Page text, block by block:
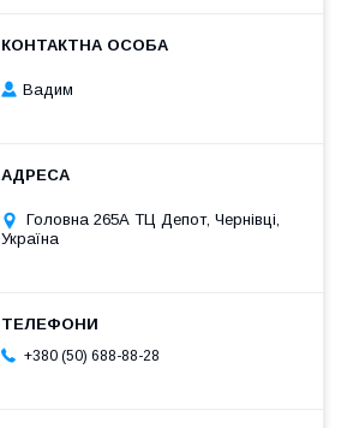
Вадим
Головна 265А ТЦ Депот, Чернівці,
Україна
+380 (50) 688-88-28